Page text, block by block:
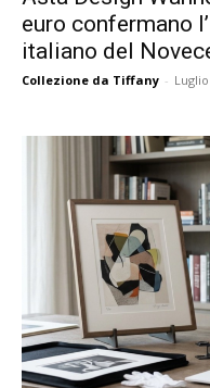
euro confermano
italiano del
Collezione da Tiffany -